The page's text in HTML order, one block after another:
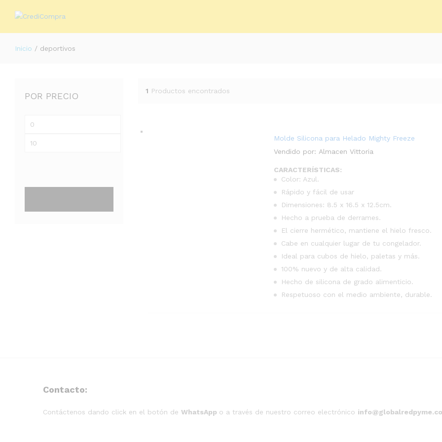
Inicio / deportivos
1 Productos encontrados
Molde Silicona para Helado Mighty Freeze
Vendido por: Almacen Vittoria
CARACTERÍSTICAS:
Color: Azul.
Rápido y fácil de usar
Dimensiones: 8.5 x 16.5 x 12.5cm.
Hecho a prueba de derrames.
El cierre hermético, mantiene el hielo fresco.
Cabe en cualquier lugar de tu congelador.
Ideal para cubos de hielo, paletas y más.
100% nuevo y de alta calidad.
Hecho de silicona de grado alimenticio.
Respetuoso con el medio ambiente, durable.
POR PRECIO
Contacto:
Contáctenos dando click en el botón de WhatsApp o a través de nuestro correo electrónico